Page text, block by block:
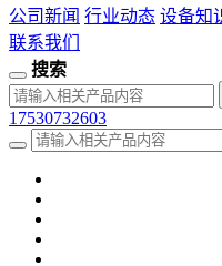
公司新闻 行业动态 设备知
联系我们
搜索
17530732603